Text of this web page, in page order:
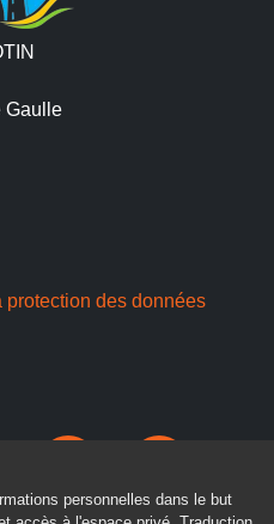
personnelles dans le but
Gaulle
des données